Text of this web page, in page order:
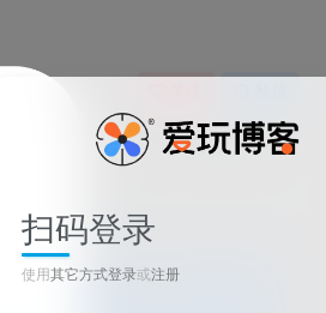
3 480 9
查看密码记录。 尽管可以使
扫码登录
使用其它方式登录或注册